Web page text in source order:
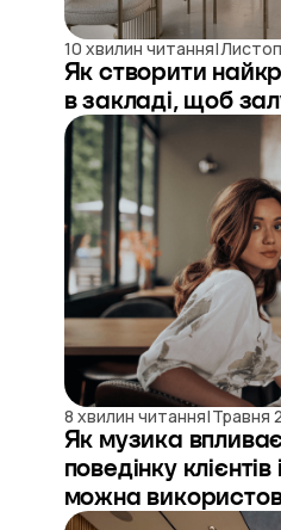
10 хвилин читання|
Як створити
в закладі, щоб
8 хвилин читання|Травня
Як музика
поведінку клієнтів
можна